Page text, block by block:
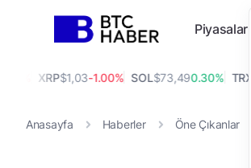
Piyasalar
XRP$1,03-1.00% SOL$73,490.30% TRX
Anasayfa Haberler Öne Çıkanlar